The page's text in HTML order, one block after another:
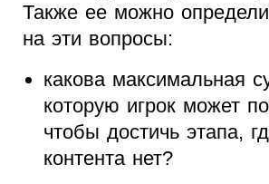
Также ее можно
на эти вопросы:
какова максимальная
которую игрок может
чтобы достичь этапа,
контента нет?